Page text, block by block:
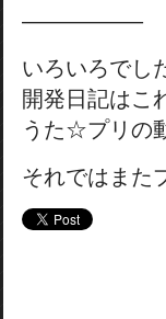
—————–
いろいろでし
開発日記はこ
うた☆プリの
それではまた